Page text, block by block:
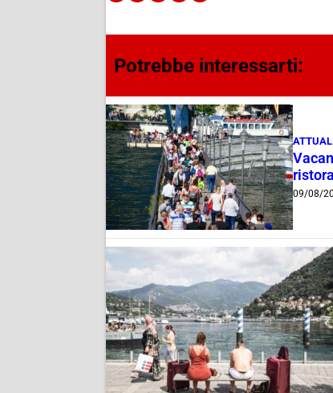
Potrebbe interessarti:
09/08/